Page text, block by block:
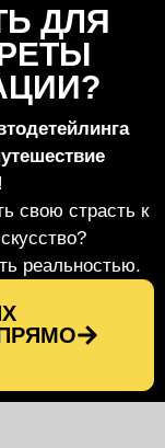
ДЛЯ
свою страсть к
реальностью.